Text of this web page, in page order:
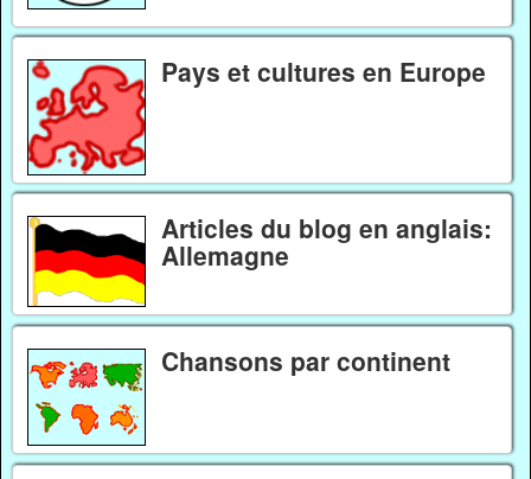
Pays et cultures en Europe
Articles du blog en anglais:
Allemagne
Chansons par continent